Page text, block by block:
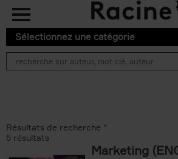
Aller au contenu principal
Sélectionnez une catégorie
Résultats de recherche ''
5 résultats
Marketing